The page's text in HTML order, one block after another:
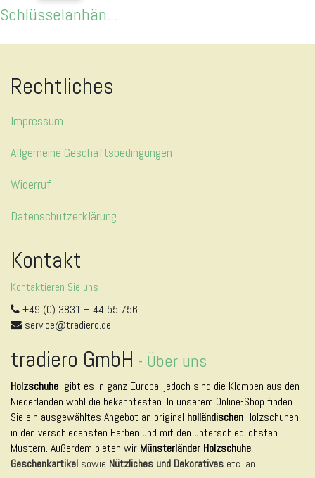
Schlüsselanhänger "Der Delfter"
Rechtliches
Impressum
Allgemeine Geschäftsbedingungen
Widerruf
Datenschutzerklärung
Kontakt
Kontaktieren Sie uns
+49 (0) 3831 – 44 55 756
service@tradiero.de
tradiero GmbH - Über uns
Holzschuhe gibt es in ganz Europa, jedoch sind die Klompen aus den
Niederlanden wohl die bekanntesten. In unserem Online-Shop finden
Sie ein ausgewähltes Angebot an original holländischen Holzschuhen,
in den verschiedensten Farben und mit den unterschiedlichsten
Mustern. Außerdem bieten wir Münsterländer Holzschuhe,
Geschenkartikel sowie Nützliches und Dekoratives etc. an.